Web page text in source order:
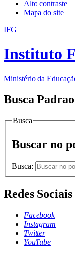
Alto contraste
Mapa do site
IFG
Instituto
Ministério da
Busca Padrao
Busca
Buscar no
Busca:
Redes Sociais
Facebook
Instagram
Twitter
YouTube